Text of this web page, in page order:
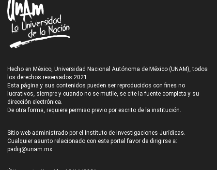
Hecho en México, Universidad Nacional Autónoma de México (UNAM), todos
los derechos reservados 2021.
Esta página y sus contenidos pueden ser reproducidos con fines no
lucrativos, siempre y cuando no se mutile, se cite la fuente completa y su
dirección electrónica.
De otra forma, requiere permiso previo por escrito de la institución.
Sitio web administrado por el Instituto de Investigaciones Jurídicas.
Cualquier asunto relacionado con este portal favor de dirigirse a:
padiij@unam.mx